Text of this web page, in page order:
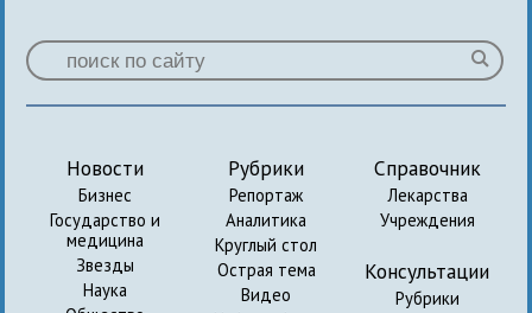
Новости
Бизнес
Государство и
медицина
Звезды
Наука
Рубрики
Репортаж
Аналитика
Круглый стол
Острая тема
Видео
Справочник
Лекарства
Учреждения
Консультации
Рубрики